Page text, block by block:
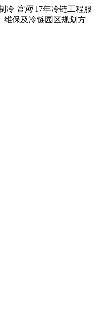
冷 官网 17年冷链工程服
维保及冷链园区规划方